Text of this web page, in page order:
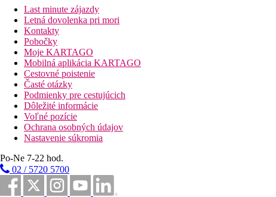
Web
https://kokkaribeach.com/
Oficiálna kategória
4 hviezdičky
Poznámka
V Grécku je povinnosť hradiť klimatickú taxu v závislosti od
služieb a aktivít môže byť ovplyvnená zavedením prípadných
Vzdialenosti
Vzdialenosť k pláži
28 km
Vzdialenosť od najbližšieho letiska
Last minute zájazdy
Letná dovolenka pri mori
Kontakty
Pobočky
Moje KARTAGO
Mobilná aplikácia KARTAGO
Cestovné poistenie
Časté otázky
Podmienky pre cestujúcich
Dôležité informácie
Voľné pozície
Ochrana osobných údajov
Nastavenie súkromia
Po-Ne 7-22 hod.
02 / 5720 5700